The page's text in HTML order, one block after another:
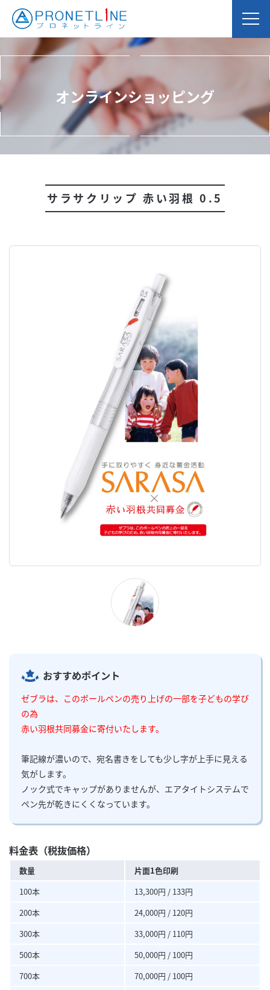
オンラインショッピング
サラサクリップ 赤い羽根 0.5
おすすめポイント
ゼブラは、このボールペンの売り上げの一部を子どもの学び
の為
赤い羽根共同募金に寄付いたします。
筆記線が濃いので、宛名書きをしても少し字が上手に見える
気がします。
ノック式でキャップがありませんが、エアタイトシステムで
ペン先が乾きにくくなっています。
料金表（税抜価格）
数量
片面1色印刷
100本
13,300円 / 133円
200本
24,000円 / 120円
300本
33,000円 / 110円
500本
50,000円 / 100円
700本
70,000円 / 100円